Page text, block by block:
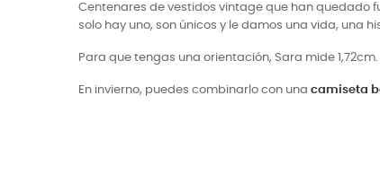
Centenares de vestidos vintage que han quedado
solo hay uno, son únicos y le damos una vida, una
Para que tengas una orientación, Sara mide 1,72cm.
En invierno, puedes combinarlo con una camiseta